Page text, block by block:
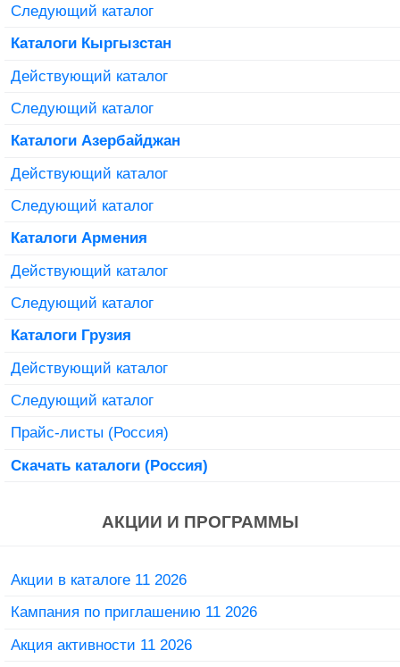
Следующий каталог
Каталоги Кыргызстан
Действующий каталог
Следующий каталог
Каталоги Азербайджан
Действующий каталог
Следующий каталог
Каталоги Армения
Действующий каталог
Следующий каталог
Каталоги Грузия
Действующий каталог
Следующий каталог
Прайс-листы (Россия)
Скачать каталоги (Россия)
АКЦИИ И ПРОГРАММЫ
Акции в каталоге 11 2026
Кампания по приглашению 11 2026
Акция активности 11 2026